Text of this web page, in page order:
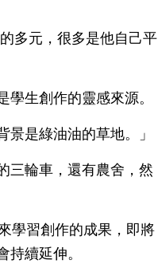
多元，很多是他自己平
生創作的靈感來源。
是綠油油的草地。」
三輪車，還有農舍，然
學習創作的成果，即將
續延伸。